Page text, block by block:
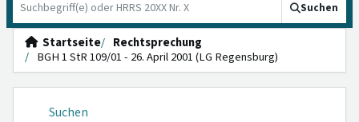
Suchen
Startseite
Rechtsprechung
BGH 1 StR 109/01 - 26. April 2001 (LG Regensburg)
Suchen